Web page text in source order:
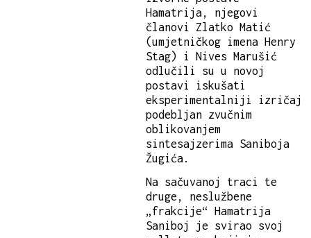
Hamatrija, njegovi
članovi Zlatko Matić
(umjetničkog imena Henry
Stag) i Nives Marušić
odlučili su u novoj
postavi iskušati
eksperimentalniji izričaj
podebljan zvučnim
oblikovanjem
sintesajzerima Saniboja
Žugića.
Na sačuvanoj traci te
druge, neslužbene
„frakcije“ Hamatrija
Saniboj je svirao svoj